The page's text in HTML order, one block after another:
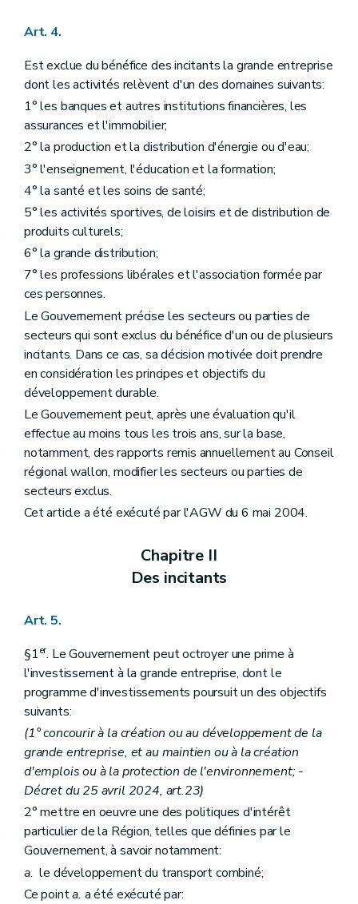
Art. 4.
Est exclue du bénéfice des incitants la grande entreprise
dont les activités relèvent d'un des domaines suivants:
1° les banques et autres institutions financières, les
assurances et l'immobilier;
2° la production et la distribution d'énergie ou d'eau;
3° l'enseignement, l'éducation et la formation;
4° la santé et les soins de santé;
5° les activités sportives, de loisirs et de distribution de
produits culturels;
6° la grande distribution;
7° les professions libérales et l'association formée par
ces personnes.
Le Gouvernement précise les secteurs ou parties de
secteurs qui sont exclus du bénéfice d'un ou de plusieurs
incitants. Dans ce cas, sa décision motivée doit prendre
en considération les principes et objectifs du
développement durable.
Le Gouvernement peut, après une évaluation qu'il
effectue au moins tous les trois ans, sur la base,
notamment, des rapports remis annuellement au Conseil
régional wallon, modifier les secteurs ou parties de
secteurs exclus.
Cet article a été exécuté par l'AGW du 6 mai 2004.
Chapitre II
Des incitants
Art. 5.
§1er. Le Gouvernement peut octroyer une prime à
l'investissement à la grande entreprise, dont le
programme d'investissements poursuit un des objectifs
suivants:
(1° concourir à la création ou au développement de la
grande entreprise, et au maintien ou à la création
d'emplois ou à la protection de l'environnement; -
Décret du 25 avril 2024, art.23)
2° mettre en oeuvre une des politiques d'intérêt
particulier de la Région, telles que définies par le
Gouvernement, à savoir notamment:
a. le développement du transport combiné;
Ce pointa. a été exécuté par: